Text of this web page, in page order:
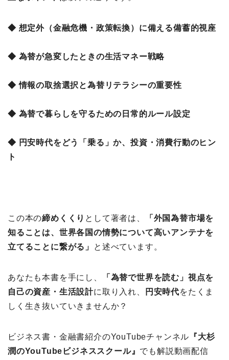
◆ 想定外（金融危機・政策転換）に備える備蓄的視座
◆ 為替が急変したときの生活マネー戦略
◆ 情報の取捨選択と為替リテラシーの重要性
◆ 為替で暮らしを守るための日常的ルール設定
◆ 円安時代をどう「乗る」か、投資・消費行動のヒン
ト
この本の締めくくり として著者は、
「外国為替市場を
知ることは、世界各国の情勢について高いアンテナを
立てることに繋がる」
と述べています。
あなたも本書を手にし、
「為替で世界を読む」視点を
自己の資産・生活設計に取り入れ、 円安時代をたくま
しく生き抜いていきませんか？
ビジネス書・金融書紹介のYouTubeチャンネル 『大杉
潤のYouTubeビジネススクール』 でも解説動画配信